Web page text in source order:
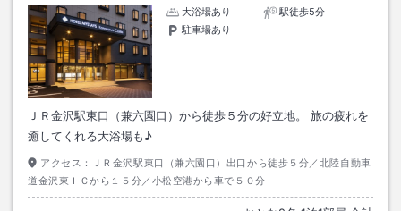
大浴場あり
駅徒歩5分
駐車場あり
ＪＲ金沢駅東口（兼六園口）から徒歩５分の好立地。 旅の疲れを
癒してくれる大浴場も♪
アクセス：
ＪＲ金沢駅東口（兼六園口）出口から徒歩５分／北陸自動車
道金沢東ＩＣから１５分／小松空港から車で５０分